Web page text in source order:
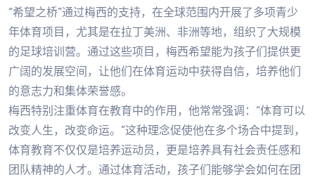
“希望之桥”通过梅西的支持，在全球范围内开展了多项青少
年体育项目，尤其是在拉丁美洲、非洲等地，组织了大规模
的足球培训营。通过这些项目，梅西希望能为孩子们提供更
广阔的发展空间，让他们在体育运动中获得自信，培养他们
的意志力和集体荣誉感。
梅西特别注重体育在教育中的作用，他常常强调：“体育可以
改变人生，改变命运。”这种理念促使他在多个场合中提到，
体育教育不仅仅是培养运动员，更是培养具有社会责任感和
团队精神的人才。通过体育活动，孩子们能够学会如何在团